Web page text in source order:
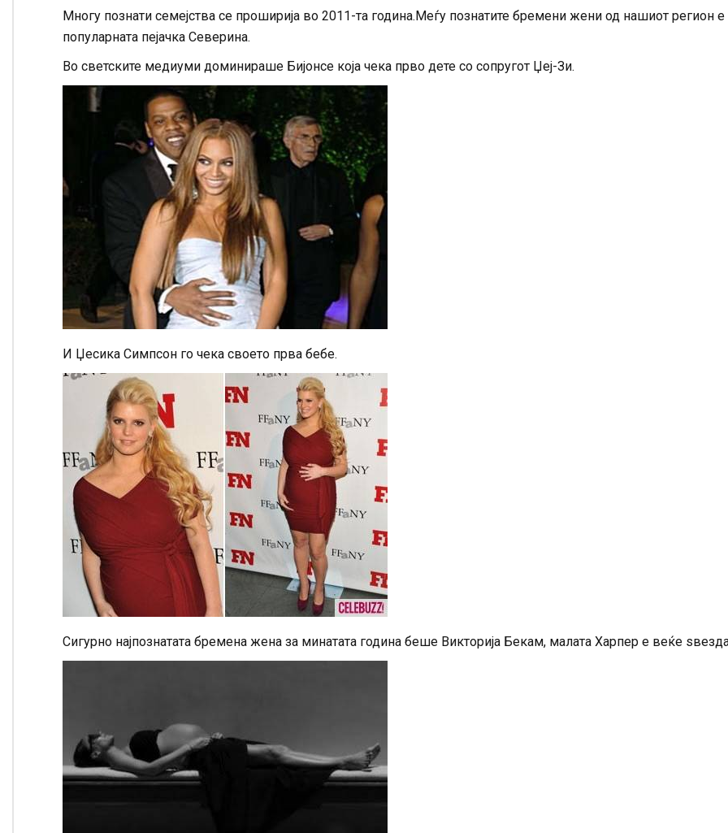
Многу познати семејства се проширија во 2011-та година.Меѓу познатите бремени жени од нашиот регион е
популарната пејачка Северина.
Во светските медиуми доминираше Бијонсе која чека прво дете со сопругот Џеј-Зи.
И Џесика Симпсон го чека своето прва бебе.
Сигурно најпознатата бремена жена за минатата година беше Викторија Бекам, малата Харпер е веќе